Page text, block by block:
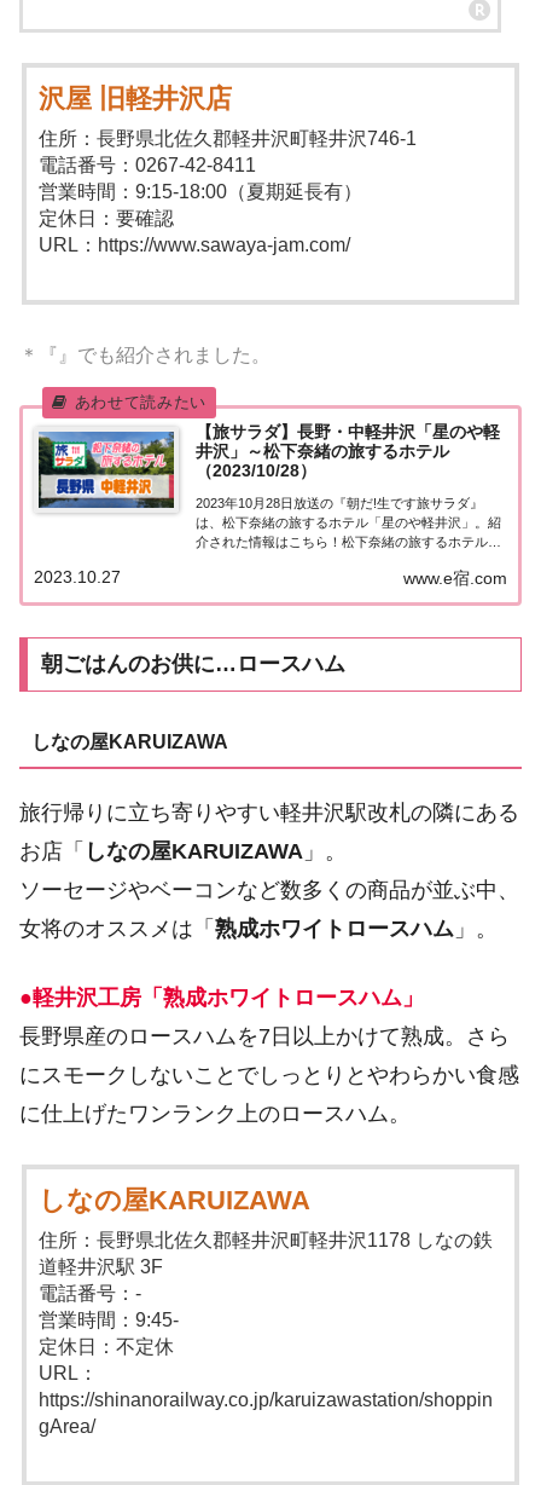
沢屋 旧軽井沢店
住所：長野県北佐久郡軽井沢町軽井沢746-1
電話番号：0267-42-8411
営業時間：9:15-18:00（夏期延長有）
定休日：要確認
URL：https://www.sawaya-jam.com/
＊『』でも紹介されました。
【旅サラダ】長野・中軽井沢「星のや軽
井沢」～松下奈緒の旅するホテル
（2023/10/28）
2023年10月28日放送の『朝だ!生です旅サラダ』
は、松下奈緒の旅するホテル「星のや軽井沢」。紹
介された情報はこちら！松下奈緒の旅するホテル
ル」がスタート！1回目は、長野県・軽井沢にある
「星のや軽井沢」。中軽井沢にある軽井沢星野エリ
www.e宿.com
2023.10.27
朝ごはんのお供に…ロースハム
しなの屋KARUIZAWA
旅行帰りに立ち寄りやすい軽井沢駅改札の隣にある
お店「 しなの屋KARUIZAWA 」。
ソーセージやベーコンなど数多くの商品が並ぶ中、
女将のオススメは「 熟成ホワイトロースハム 」。
●軽井沢工房「熟成ホワイトロースハム」
長野県産のロースハムを7日以上かけて熟成。さら
にスモークしないことでしっとりとやわらかい食感
に仕上げたワンランク上のロースハム。
しなの屋KARUIZAWA
住所：長野県北佐久郡軽井沢町軽井沢1178 しなの鉄
道軽井沢駅 3F
電話番号：-
営業時間：9:45-
定休日：不定休
URL：
https://shinanorailway.co.jp/karuizawastation/shoppin
gArea/